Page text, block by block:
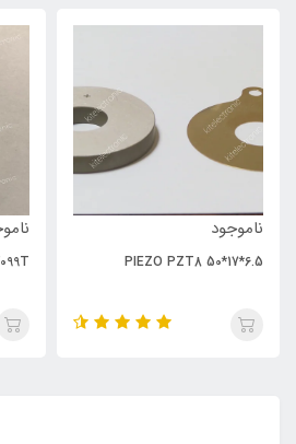
ناموجود
PIEZO PZT8 50*17*6.5